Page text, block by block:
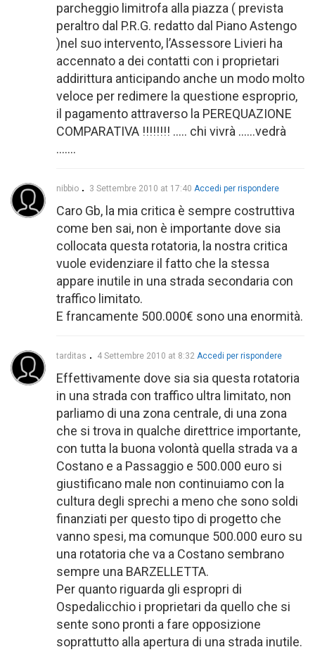
parcheggio limitrofa alla piazza ( prevista
peraltro dal P.R.G. redatto dal Piano Astengo
)nel suo intervento, l’Assessore Livieri ha
accennato a dei contatti con i proprietari
addirittura anticipando anche un modo molto
veloce per redimere la questione esproprio,
il pagamento attraverso la PEREQUAZIONE
COMPARATIVA !!!!!!!! ….. chi vivrà ……vedrà
…….
nibbio 3 Settembre 2010 at 17:40 Accedi per rispondere
Caro Gb, la mia critica è sempre costruttiva
come ben sai, non è importante dove sia
collocata questa rotatoria, la nostra critica
vuole evidenziare il fatto che la stessa
appare inutile in una strada secondaria con
traffico limitato.
E francamente 500.000€ sono una enormità.
tarditas 4 Settembre 2010 at 8:32 Accedi per rispondere
Effettivamente dove sia sia questa rotatoria
in una strada con traffico ultra limitato, non
parliamo di una zona centrale, di una zona
che si trova in qualche direttrice importante,
con tutta la buona volontà quella strada va a
Costano e a Passaggio e 500.000 euro si
giustificano male non continuiamo con la
cultura degli sprechi a meno che sono soldi
finanziati per questo tipo di progetto che
vanno spesi, ma comunque 500.000 euro su
una rotatoria che va a Costano sembrano
sempre una BARZELLETTA.
Per quanto riguarda gli espropri di
Ospedalicchio i proprietari da quello che si
sente sono pronti a fare opposizione
soprattutto alla apertura di una strada inutile.